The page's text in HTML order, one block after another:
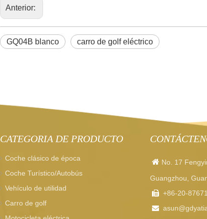
Anterior:
GQ04B blanco carro de golf eléctrico
CATEGORIA DE PRODUCTO
Coche clásico de época
Coche Turístico/Autobús
Vehículo de utilidad
Carro de golf
 No. 17
Guangzhou,
 +86-20-
 asun